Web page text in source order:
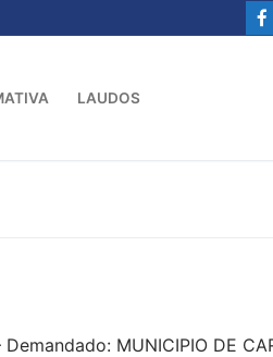
LAUDOS
MUNICIPIO DE